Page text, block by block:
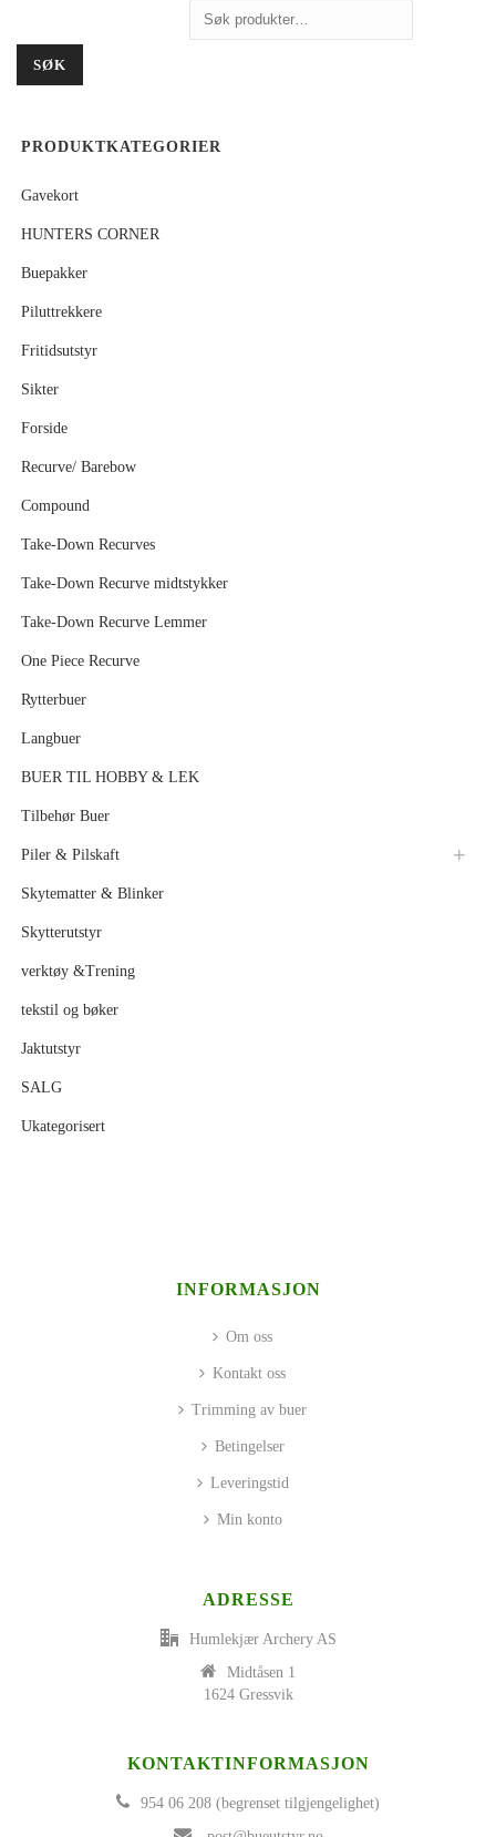
Søk
etter:
SØK
PRODUKTKATEGORIER
Gavekort
HUNTERS CORNER
Buepakker
Piluttrekkere
Fritidsutstyr
Sikter
Forside
Recurve/ Barebow
Compound
Take-Down Recurves
Take-Down Recurve midtstykker
Take-Down Recurve Lemmer
One Piece Recurve
Rytterbuer
Langbuer
BUER TIL HOBBY & LEK
Tilbehør Buer
Piler & Pilskaft
Skytematter & Blinker
Skytterutstyr
verktøy &Trening
tekstil og bøker
Jaktutstyr
SALG
Ukategorisert
INFORMASJON
Om oss
Kontakt oss
Trimming av buer
Betingelser
Leveringstid
Min konto
ADRESSE
Humlekjær Archery AS
Midtåsen 1
1624 Gressvik
KONTAKTINFORMASJON
954 06 208 (begrenset tilgjengelighet)